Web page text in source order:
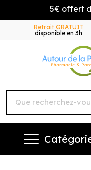
5€ offert
Retrait GRATUIT
disponible en 3h